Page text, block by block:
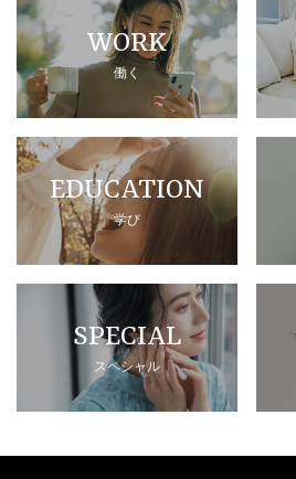
WORK
働く
EDUCATION
学び
SPECIAL
スペシャル